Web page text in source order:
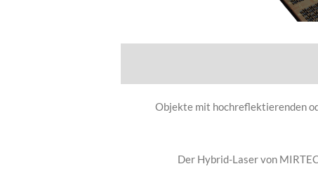
Objekte mit hochreflektierenden
Der Hybrid-Laser von